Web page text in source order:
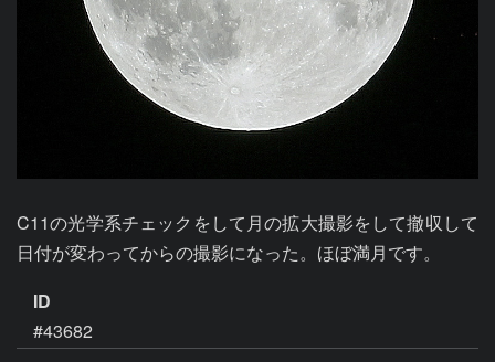
C11の光学系チェックをして月の拡大撮影をして撤収して
日付が変わってからの撮影になった。ほぼ満月です。
ID
#43682